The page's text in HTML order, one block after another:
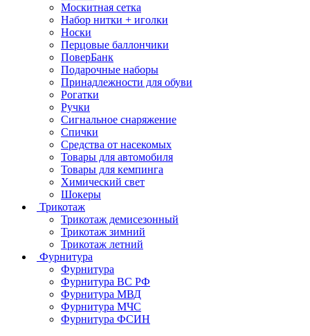
Москитная сетка
Набор нитки + иголки
Носки
Перцовые баллончики
ПоверБанк
Подарочные наборы
Принадлежности для обуви
Рогатки
Ручки
Сигнальное снаряжение
Спички
Средства от насекомых
Товары для автомобиля
Товары для кемпинга
Химический свет
Шокеры
Трикотаж
Трикотаж демисезонный
Трикотаж зимний
Трикотаж летний
Фурнитура
Фурнитура
Фурнитура ВС РФ
Фурнитура МВД
Фурнитура МЧС
Фурнитура ФСИН